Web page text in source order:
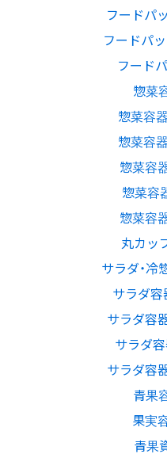
フードパ
フードパッ
フードパ
惣菜
惣菜容
惣菜容
惣菜容
惣菜容
惣菜容
丸カッ
サラダ・冷
サラダ容
サラダ容
サラダ容
サラダ容
青果
果実
青果